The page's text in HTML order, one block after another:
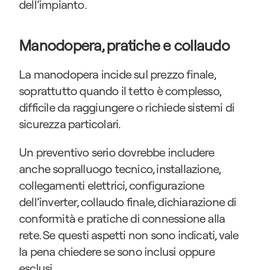
dell’impianto.
Manodopera, pratiche e collaudo
La manodopera incide sul prezzo finale,
soprattutto quando il tetto è complesso,
difficile da raggiungere o richiede sistemi di
sicurezza particolari.
Un preventivo serio dovrebbe includere
anche sopralluogo tecnico, installazione,
collegamenti elettrici, configurazione
dell’inverter, collaudo finale, dichiarazione di
conformità e pratiche di connessione alla
rete. Se questi aspetti non sono indicati, vale
la pena chiedere se sono inclusi oppure